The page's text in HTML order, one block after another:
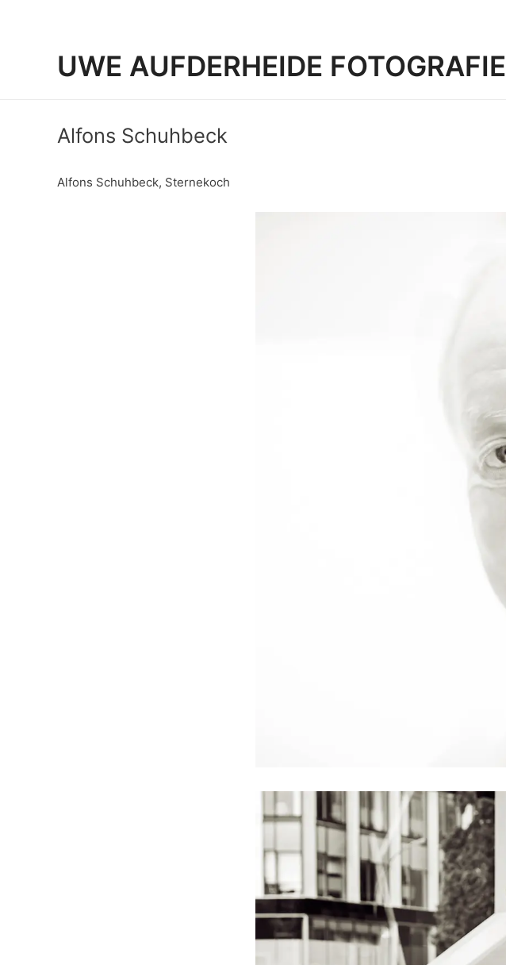
UWE AUFDERHEIDE FOTOGRAFIE
Alfons Schuhbeck
Alfons Schuhbeck, Sternekoch